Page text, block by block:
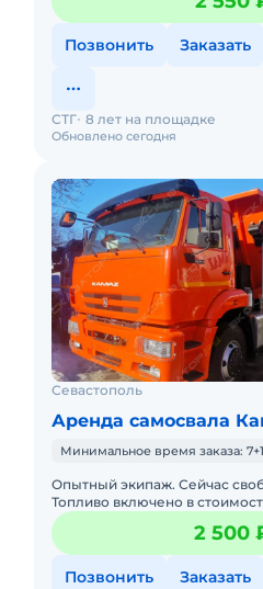
Позвонить Заказать
Обновлено сегодня
СТГ 8 лет на площадке
Севастополь
Аренда самосвала
Минимальное время заказа:
Опытный экипаж. Сейчас
Топливо включено в
Краткосрочная аренда.
2 500
Позвонить Заказать